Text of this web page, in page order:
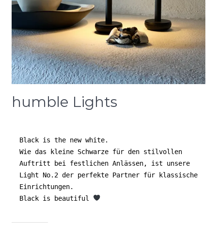
about
contact
humble Lights
Black is the new white.
Wie das kleine Schwarze für den stilvollen
Auftritt bei festlichen Anlässen, ist unsere
Light No.2 der perfekte Partner für klassische
Einrichtungen.
Black is beautiful